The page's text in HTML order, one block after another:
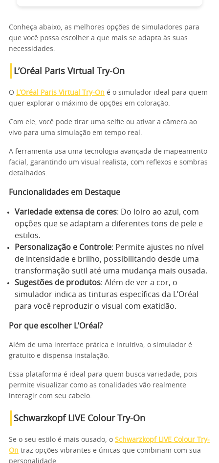
Conheça abaixo, as melhores opções de simuladores para
que você possa escolher a que mais se adapta às suas
necessidades.
L’Oréal Paris Virtual Try-On
O L’Oréal Paris Virtual Try-On é o simulador ideal para quem
quer explorar o máximo de opções em coloração.
Com ele, você pode tirar uma selfie ou ativar a câmera ao
vivo para uma simulação em tempo real.
A ferramenta usa uma tecnologia avançada de mapeamento
facial, garantindo um visual realista, com reflexos e sombras
detalhados.
Funcionalidades em Destaque
Variedade extensa de cores: Do loiro ao azul, com
opções que se adaptam a diferentes tons de pele e
estilos.
Personalização e Controle: Permite ajustes no nível
de intensidade e brilho, possibilitando desde uma
transformação sutil até uma mudança mais ousada.
Sugestões de produtos: Além de ver a cor, o
simulador indica as tinturas específicas da L’Oréal
para você reproduzir o visual com exatidão.
Por que escolher L’Oréal?
Além de uma interface prática e intuitiva, o simulador é
gratuito e dispensa instalação.
Essa plataforma é ideal para quem busca variedade, pois
permite visualizar como as tonalidades vão realmente
interagir com seu cabelo.
Schwarzkopf LIVE Colour Try-On
Se o seu estilo é mais ousado, o Schwarzkopf LIVE Colour Try-
On traz opções vibrantes e únicas que combinam com sua
personalidade.